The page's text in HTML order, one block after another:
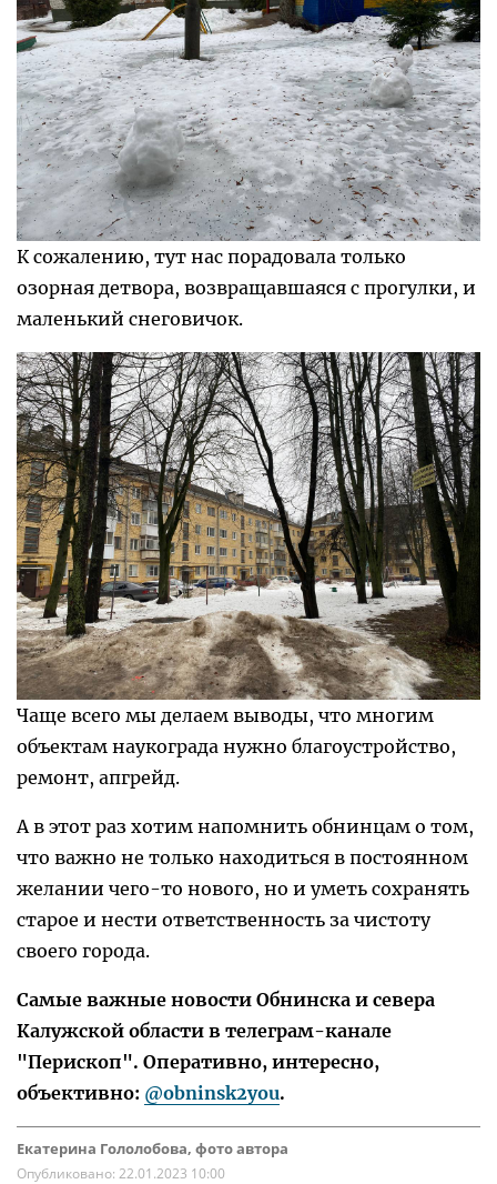
К сожалению, тут нас порадовала только
озорная детвора, возвращавшаяся с прогулки, и
маленький снеговичок.
Чаще всего мы делаем выводы, что многим
объектам наукограда нужно благоустройство,
ремонт, апгрейд.
А в этот раз хотим напомнить обнинцам о том,
что важно не только находиться в постоянном
желании чего-то нового, но и уметь сохранять
старое и нести ответственность за чистоту
своего города.
Самые важные новости Обнинска и севера
Калужской области в телеграм-канале
"Перископ". Оперативно, интересно,
объективно: @obninsk2you.
Екатерина Гололобова, фото автора
Опубликовано: 22.01.2023 10:00